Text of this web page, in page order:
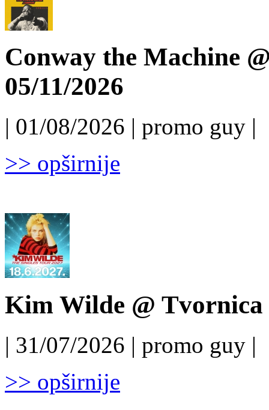
Conway the Machine
05/11/2026
| 01/08/2026 | promo guy |
>> opširnije
Kim Wilde @ Tvornica
| 31/07/2026 | promo guy |
>> opširnije